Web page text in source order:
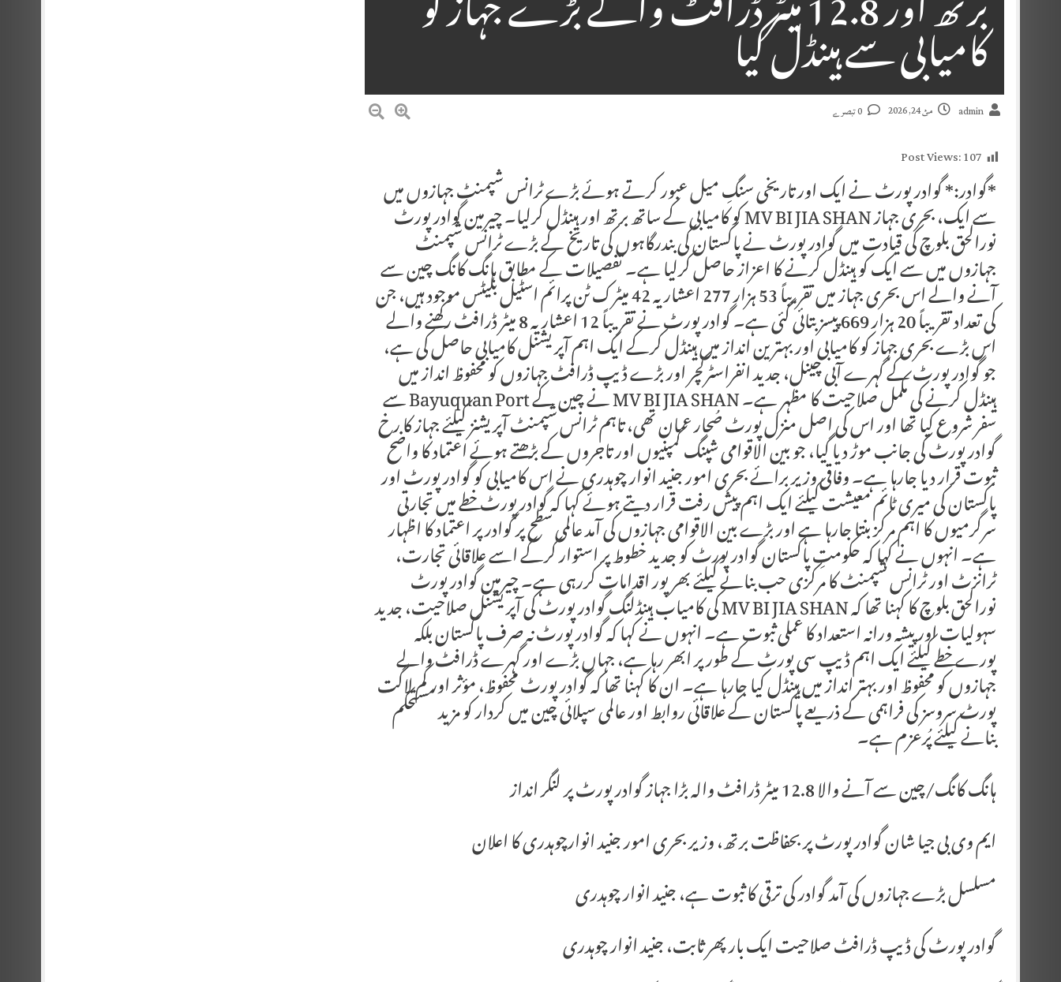
کامیابی سے ہینڈل کیا
admin مئ 24, 2026
Post Views:107
*گوادر:* گوادر پورٹ نے ایک اور تاریخی سنگِ میل عبور کرتے ہوئے بڑے ٹرانس شپمنٹ جہازوں میں
سے ایک، بحری جہاز MV BI JIA SHAN کو کامیابی کے ساتھ برتھ اور ہینڈل کرلیا۔ چیرمین گوادر پورٹ
نورالحق بلوچ کی قیادت میں گوادر پورٹ نے پاکستان کی بندرگاہوں کی تاریخ کے بڑے ٹرانس شپمنٹ
جہازوں میں سے ایک کو ہینڈل کرنے کا اعزاز حاصل کرلیا ہے۔ تفصیلات کے مطابق ہانگ کانگ چین سے
آنے والے اس بحری جہاز میں تقریباً 53 ہزار 277 اعشاریہ 42 میٹرک ٹن پرائم اسٹیل بلیٹس موجود ہیں، جن
کی تعداد تقریباً 20 ہزار 669 پیسز بتائی گئی ہے۔ گوادر پورٹ نے تقریباً 12 اعشاریہ 8 میٹر ڈرافٹ رکھنے والے
اس بڑے بحری جہاز کو کامیابی اور بہترین انداز میں ہینڈل کرکے ایک اہم آپریشنل کامیابی حاصل کی ہے،
جو گوادر پورٹ کے گہرے آبی چینل، جدید انفراسٹرکچر اور بڑے ڈیپ ڈرافٹ جہازوں کو محفوظ انداز میںہینڈل کرنے کی مکمل صلاحیت کا مظہر ہے۔ MV BI JIA SHAN نے چین کے Bayuquan Port سے
سفر شروع کیا تھا اور اس کی اصل منزل پورٹ صُحار عمان تھی، تاہم ٹرانس شپمنٹ آپریشنز کیلئے جہاز کا رخ
گوادر پورٹ کی جانب موڑ دیا گیا، جو بین الاقوامی شپنگ کمپنیوں اور تاجروں کے بڑھتے ہوئے اعتماد کا واضح
ثبوت قرار دیا جارہا ہے۔ وفاقی وزیر برائے بحری امور جنید انوار چوہدری نے اس کامیابی کو گوادر پورٹ اور
پاکستان کی میری ٹائم معیشت کیلئے ایک اہم پیش رفت قرار دیتے ہوئے کہا کہ گوادر پورٹ خطے میں تجارتی
سرگرمیوں کا اہم مرکز بنتا جارہا ہے اور بڑے بین الاقوامی جہازوں کی آمد عالمی سطح پر گوادر پر اعتماد کا اظہار
ہے۔ انہوں نے کہا کہ حکومتِ پاکستان گوادر پورٹ کو جدید خطوط پر استوار کرکے اسے علاقائی تجارت،
ٹرانزٹ اور ٹرانس شپمنٹ کا مرکزی حب بنانے کیلئے بھرپور اقدامات کررہی ہے۔ چیرمین گوادر پورٹ
نورالحق بلوچ کا کہنا تھا کہ MV BI JIA SHAN کی کامیاب ہینڈلنگ گوادر پورٹ کی آپریشنل صلاحیت، جدید
سہولیات اور پیشہ ورانہ استعداد کا عملی ثبوت ہے۔ انہوں نے کہا کہ گوادر پورٹ نہ صرف پاکستان بلکہ
پورے خطے کیلئے ایک اہم ڈیپ سی پورٹ کے طور پر ابھر رہا ہے، جہاں بڑے اور گہرے ڈرافٹ والے
جہازوں کو محفوظ اور بہتر انداز میں ہینڈل کیا جارہا ہے۔ ان کا کہنا تھا کہ گوادر پورٹ محفوظ، مؤثر اور کم لاگت
پورٹ سروسز کی فراہمی کے ذریعے پاکستان کے علاقائی روابط اور عالمی سپلائی چین میں کردار کو مزید مستحکم
بنانے کیلئے پُرعزم ہے۔
ہانگ کانگ/چین سے آنے والا 12.8 میٹر ڈرافٹ والہ بڑا جہاز گوادر پورٹ پر لنگر انداز
ایم وی بی جیا شان گوادر پورٹ پر بحفاظت برتھ، وزیر بحری امور جنید انوارچوہدری کا اعلان
مسلسل بڑے جہازوں کی آمد گوادر کی ترقی کا ثبوت ہے، جنید انوار چوہدری
گوادر پورٹ کی ڈیپ ڈرافٹ صلاحیت ایک بار پھر ثابت، جنید انوار چوہدری